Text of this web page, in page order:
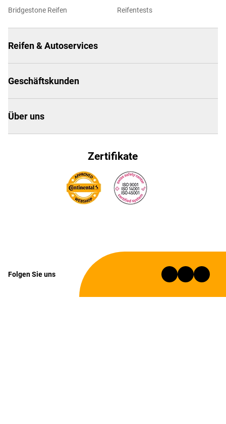
Bridgestone Reifen Reifentests
Reifen & Autoservices
Geschäftskunden
Über uns
Zertifikate
Folgen Sie uns